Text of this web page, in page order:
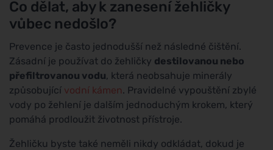
Co dělat, aby k zanesení žehličky
vůbec nedošlo?
Prevence je často jednodušší než následné čištění.
Zásadní je používat do žehličky destilovanou nebo
přefiltrovanou vodu, která neobsahuje minerály
způsobující vodní kámen. Pravidelné vypouštění zbylé
vody po žehlení je dalším jednoduchým krokem, který
pomáhá prodloužit životnost přístroje.
Žehličku byste také neměli nikdy odkládat, dokud je